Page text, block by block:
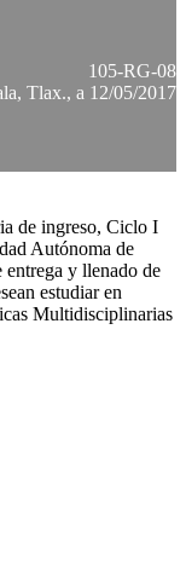
105-RG-08
Tlax., a 12/05/2017
de ingreso, Ciclo I
Autónoma de
y llenado de
estudiar en
Multidisciplinarias